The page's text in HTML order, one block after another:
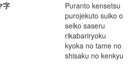
字
Puranto kensetsu
purojekuto suiko o
seiko saseru
rikabariryoku
kyoka no tame no
shisaku no kenkyu